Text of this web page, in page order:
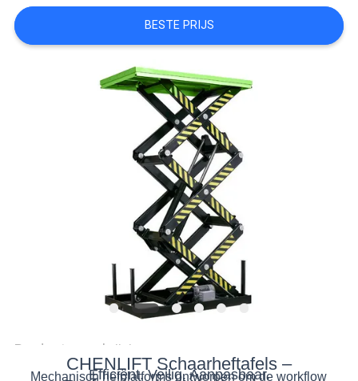
VRAAG
EEN
PRIVACYBELEID
BESTE PRIJS
Productomschrijving
CHENLIFT Schaarheftafels –
Efficiënt. Veilig. Aanpasbaar.
Mechanisch hefplatforms ontworpen om de workflow